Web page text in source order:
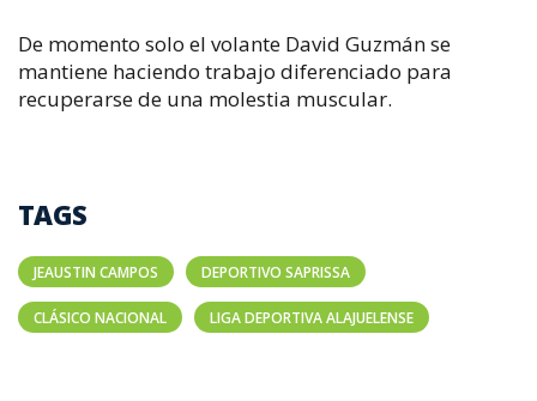
De momento solo el volante David Guzmán se
mantiene haciendo trabajo diferenciado para
recuperarse de una molestia muscular.
TAGS
JEAUSTIN CAMPOS DEPORTIVO SAPRISSA
CLÁSICO NACIONAL LIGA DEPORTIVA ALAJUELENSE